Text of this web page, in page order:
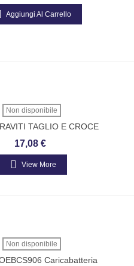
Aggiungi Al Carrello
Non disponibile
TAGLIO E CROCE
MARCA FASANO
17,08 €
View More
Non disponibile
Caricabatteria